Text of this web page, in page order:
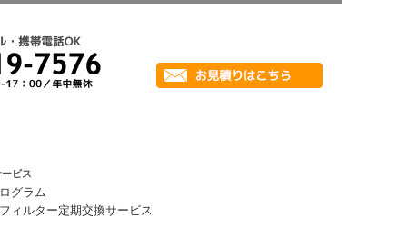
ビス
グラム
ィルター定期交換サービス